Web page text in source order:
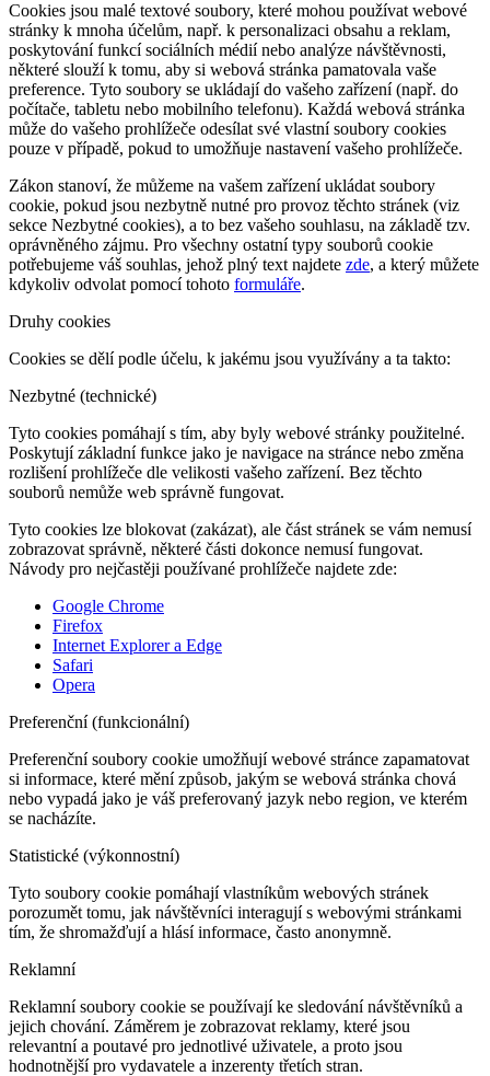
Cookies jsou malé textové soubory, které mohou používat webové
stránky k mnoha účelům, např. k personalizaci obsahu a reklam,
poskytování funkcí sociálních médií nebo analýze návštěvnosti,
některé slouží k tomu, aby si webová stránka pamatovala vaše
preference. Tyto soubory se ukládají do vašeho zařízení (např. do
počítače, tabletu nebo mobilního telefonu). Každá webová stránka
může do vašeho prohlížeče odesílat své vlastní soubory cookies
pouze v případě, pokud to umožňuje nastavení vašeho prohlížeče.
Zákon stanoví, že můžeme na vašem zařízení ukládat soubory
cookie, pokud jsou nezbytně nutné pro provoz těchto stránek (viz
sekce Nezbytné cookies), a to bez vašeho souhlasu, na základě tzv.
oprávněného zájmu. Pro všechny ostatní typy souborů cookie
potřebujeme váš souhlas, jehož plný text najdete zde, a který můžete
kdykoliv odvolat pomocí tohoto formuláře.
Druhy cookies
Cookies se dělí podle účelu, k jakému jsou využívány a ta takto:
Nezbytné (technické)
Tyto cookies pomáhají s tím, aby byly webové stránky použitelné.
Poskytují základní funkce jako je navigace na stránce nebo změna
rozlišení prohlížeče dle velikosti vašeho zařízení. Bez těchto
souborů nemůže web správně fungovat.
Tyto cookies lze blokovat (zakázat), ale část stránek se vám nemusí
zobrazovat správně, některé části dokonce nemusí fungovat.
Návody pro nejčastěji používané prohlížeče najdete zde:
Google Chrome
Firefox
Internet Explorer a Edge
Safari
Opera
Preferenční (funkcionální)
Preferenční soubory cookie umožňují webové stránce zapamatovat
si informace, které mění způsob, jakým se webová stránka chová
nebo vypadá jako je váš preferovaný jazyk nebo region, ve kterém
se nacházíte.
Statistické (výkonnostní)
Tyto soubory cookie pomáhají vlastníkům webových stránek
porozumět tomu, jak návštěvníci interagují s webovými stránkami
tím, že shromažďují a hlásí informace, často anonymně.
Reklamní
Reklamní soubory cookie se používají ke sledování návštěvníků a
jejich chování. Záměrem je zobrazovat reklamy, které jsou
relevantní a poutavé pro jednotlivé uživatele, a proto jsou
hodnotnější pro vydavatele a inzerenty třetích stran.